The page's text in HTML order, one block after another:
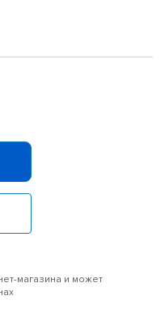
магазина и может